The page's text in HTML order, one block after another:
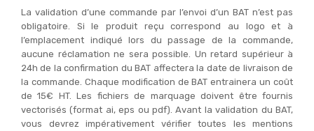
La validation d’une commande par l’envoi d’un BAT n’est pas
obligatoire. Si le produit reçu correspond au logo et à
l’emplacement indiqué lors du passage de la commande,
aucune réclamation ne sera possible. Un retard supérieur à
24h de la confirmation du BAT affectera la date de livraison de
la commande. Chaque modification de BAT entrainera un coût
de 15€ HT. Les fichiers de marquage doivent être fournis
vectorisés (format ai, eps ou pdf). Avant la validation du BAT,
vous devrez impérativement vérifier toutes les mentions